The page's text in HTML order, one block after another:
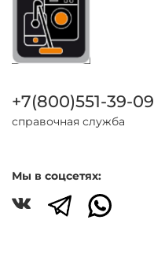
+7(800)551-39-09
справочная служба
Мы в соцсетях: